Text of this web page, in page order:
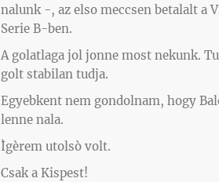
nalunk -, az elso meccsen betalalt a
Serie B-ben.
A golatlaga jol jonne most nekunk.
golt stabilan tudja.
Egyebkent nem gondolnam, hogy
lenne nala.
Ìgèrem utolsò volt.
Csak a Kispest!